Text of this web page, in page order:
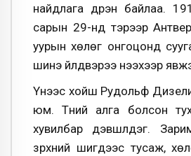
найдлага дүүрэн байлаа.
сарын 29-нд тэрээр
уурын хөлөг онгоцонд
шинэ үйлдвэрээ нээхээр
Үүнээс хойш Рудольф
юм. Түүний алга болсон
хувилбар дэвшүүлдэг.
зүрхний шигдээс тусаж,